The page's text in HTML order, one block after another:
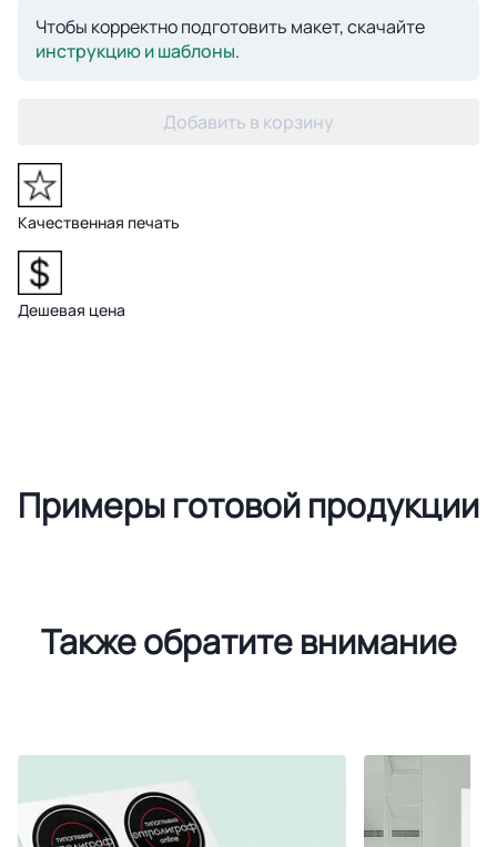
Чтобы корректно подготовить макет, скачайте
инструкцию и шаблоны.
Добавить в корзину
Качественная печать
Дешевая цена
Примеры готовой продукции
Также обратите внимание